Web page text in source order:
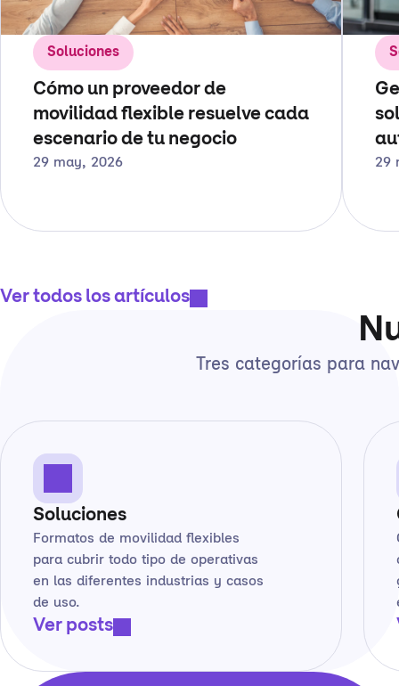
Soluciones
Cómo un proveedor de
movilidad flexible resuelve cada
escenario de tu negocio
29 may, 2026 29
Ver todos los artículos
Tres categorías para
Soluciones
Formatos de movilidad flexibles
para cubrir todo tipo de operativas
en las diferentes industrias y casos
de uso.
Ver posts